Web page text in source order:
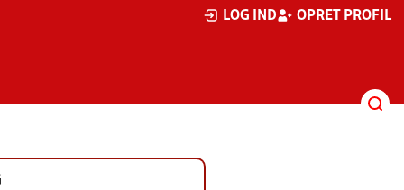
LOG IND OPRET PROFIL